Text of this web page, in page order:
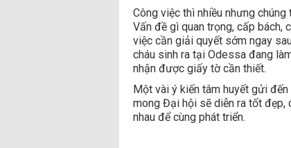
Công việc thì nhiều nhưng
Vấn đề gì quan trọng, cấp bách,
việc cần giải quyết sớm ngay
cháu sinh ra tại Odessa đang
nhận được giấy tờ cần thiết.
Một vài ý kiến tâm huyết gửi
mong Đại hội sẽ diễn ra tốt đẹp,
nhau để cùng phát triển.